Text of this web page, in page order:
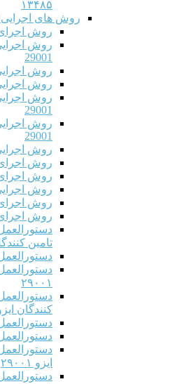
۱۳۴۸۵
روش های اجرایی ایزو
روش اجرای
روش
29001
روش اجرایی
روش اجرایی
روش
29001
روش
29001
روش اجرایی
روش اجرای
روش اجرای
روش اجرایی
روش اجرای
روش اجرای
تامین
دستورالعمل
۲۹۰۰۱
کنندگان ایزو
دستورالعمل
دستورالعمل
ایزو ۲۹۰۰۱